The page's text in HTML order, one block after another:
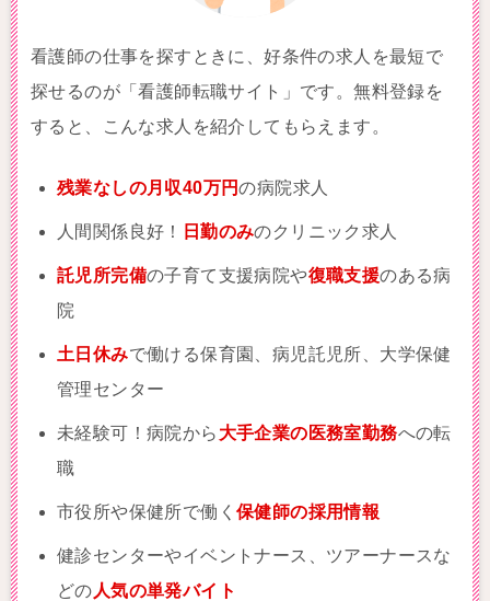
看護師の仕事を探すときに、好条件の求人を最短で
探せるのが「看護師転職サイト」です。無料登録を
すると、こんな求人を紹介してもらえます。
残業なしの月収40万円の病院求人
人間関係良好！ 日勤のみのクリニック求人
託児所完備の子育て支援病院や復職支援のある病
院
土日休みで働ける保育園、病児託児所、大学保健
管理センター
未経験可！病院から 大手企業の医務室勤務への転
職
市役所や保健所で働く 保健師の採用情報
健診センターやイベントナース、ツアーナースな
どの 人気の単発バイト